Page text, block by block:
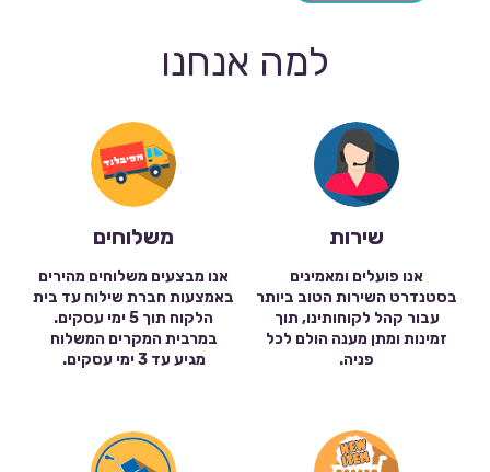
למה אנחנו
שירות
אנו פועלים ומאמינים
בסטנדרט השירות הטוב ביותר
עבור קהל לקוחותינו, תוך
זמינות ומתן מענה הולם לכל
פניה.
משלוחים
אנו מבצעים משלוחים מהירים
באמצעות חברת שילוח עד בית
הלקוח תוך 5 ימי עסקים.
במרבית המקרים המשלוח
מגיע עד 3 ימי עסקים.